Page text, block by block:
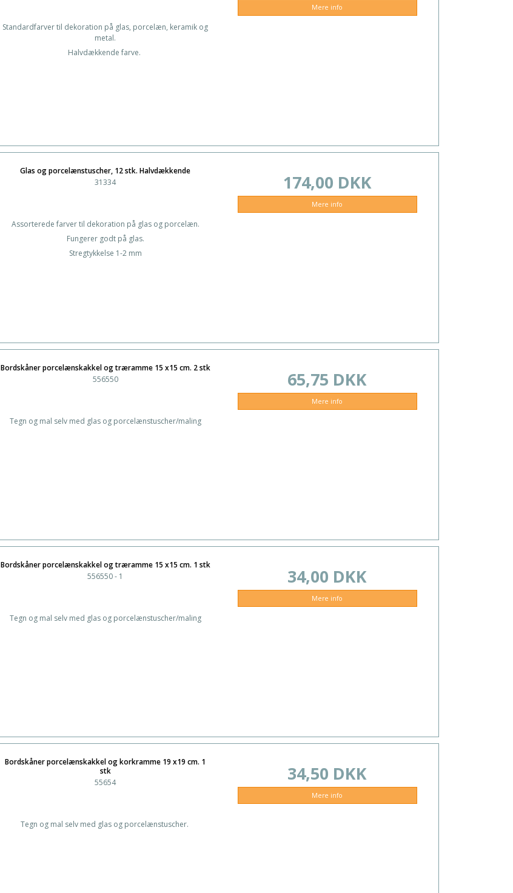
Standardfarver til dekoration på glas, porcelæn, keramik og
metal.
Halvdækkende farve.
Mere info
Glas og porcelænstuscher, 12 stk. Halvdækkende
31334
Assorterede farver til dekoration på glas og porcelæn.
Fungerer godt på glas.
Stregtykkelse 1-2 mm
174,00 DKK
Mere info
Bordskåner porcelænskakkel og træramme 15 x15 cm. 2 stk
556550
Tegn og mal selv med glas og porcelænstuscher/maling
65,75 DKK
Mere info
Bordskåner porcelænskakkel og træramme 15 x15 cm. 1 stk
556550 - 1
Tegn og mal selv med glas og porcelænstuscher/maling
34,00 DKK
Mere info
Bordskåner porcelænskakkel og korkramme 19 x19 cm. 1
stk
55654
Tegn og mal selv med glas og porcelænstuscher.
34,50 DKK
Mere info